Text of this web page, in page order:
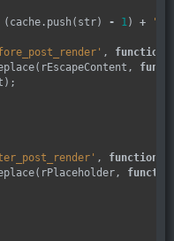
(cache.push(str) - 1) +
'--
, function
, function